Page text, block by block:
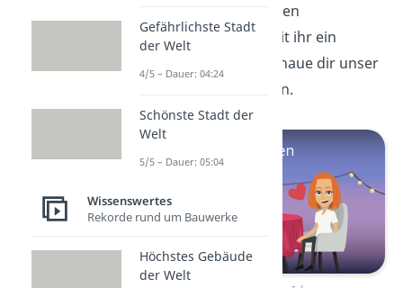
wichtig, um den anderen
kennenzulernen. Damit ihr ein
schönes Date habt, schaue dir unser
an.
Gefährlichste Stadt
der Welt
4/5 – Dauer: 04:24
Schönste Stadt der
Welt
5/5 – Dauer: 05:04
Wissenswertes
Rekorde rund um Bauwerke
Höchstes Gebäude
der Welt